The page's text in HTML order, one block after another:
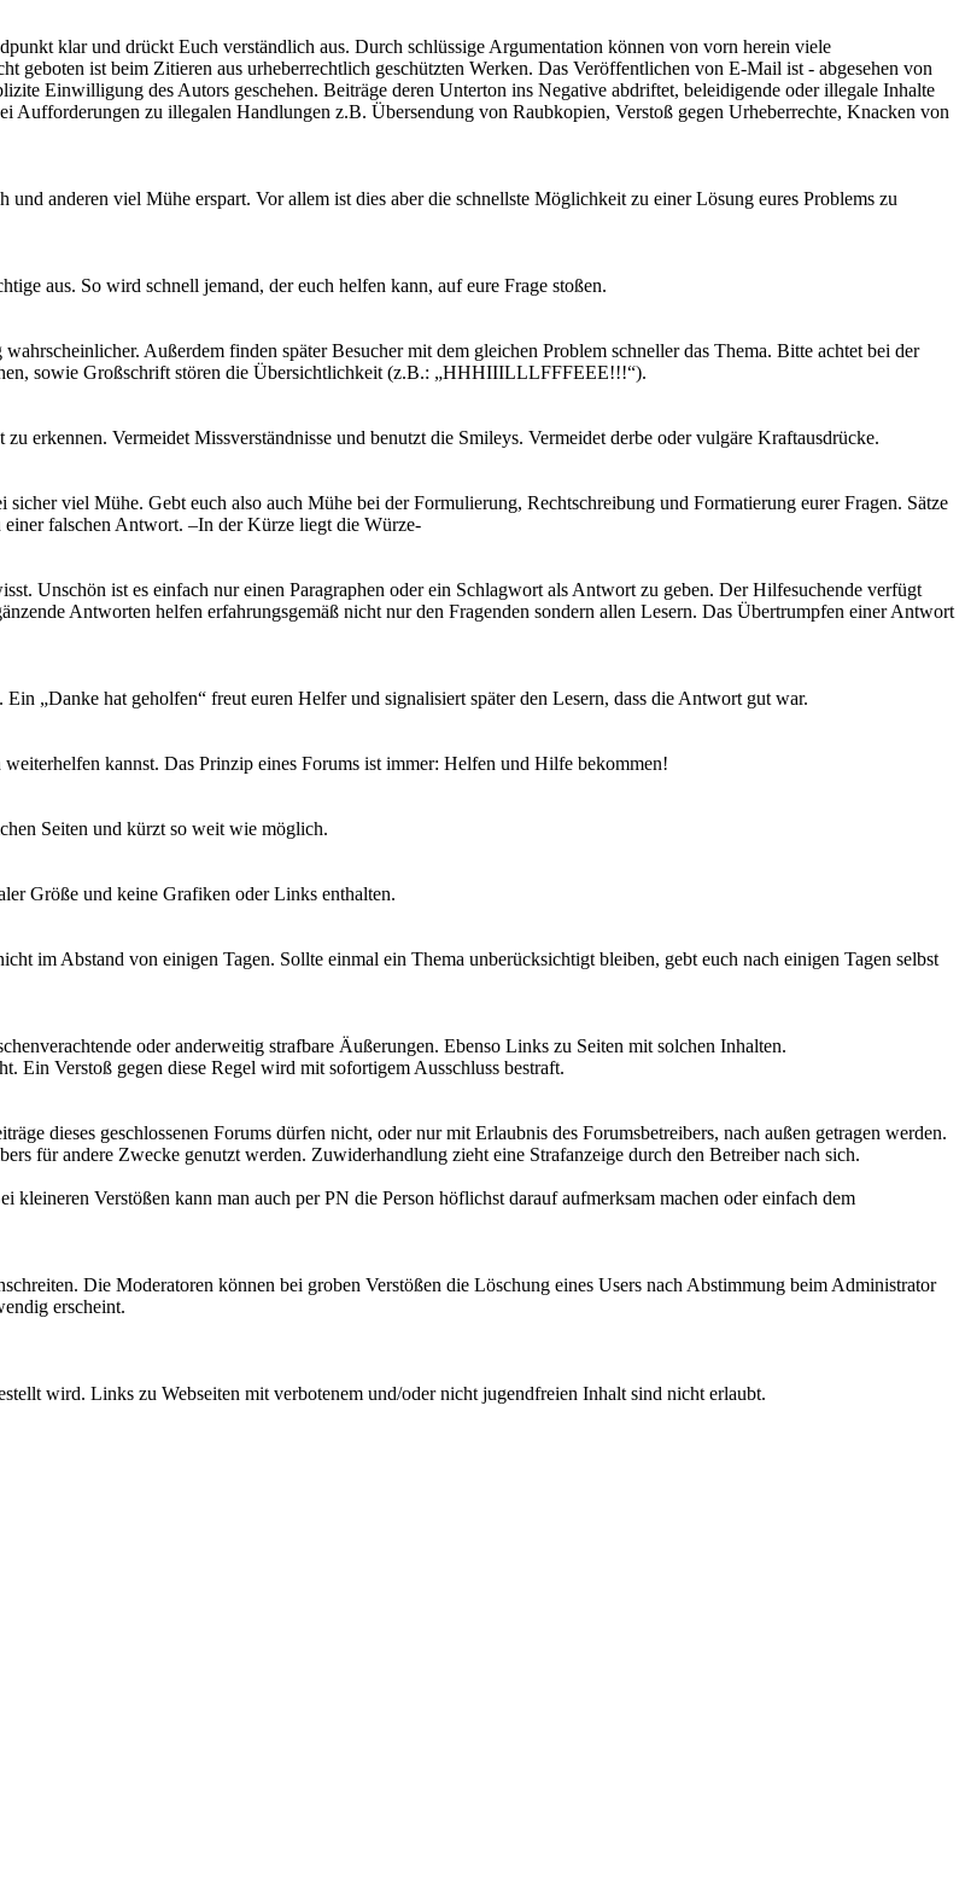
klar und drückt Euch verständlich aus. Durch schlüssige Argumentation können von vorn herein viele
geboten ist beim Zitieren aus urheberrechtlich geschützten Werken. Das Veröffentlichen von E-Mail ist - abgesehen von
Einwilligung des Autors geschehen. Beiträge deren Unterton ins Negative abdriftet, beleidigende oder illegale Inhalte
Aufforderungen zu illegalen Handlungen z.B. Übersendung von Raubkopien, Verstoß gegen Urheberrechte, Knacken von
anderen viel Mühe erspart. Vor allem ist dies aber die schnellste Möglichkeit zu einer Lösung eures Problems zu
aus. So wird schnell jemand, der euch helfen kann, auf eure Frage stoßen.
Außerdem finden später Besucher mit dem gleichen Problem schneller das Thema. Bitte achtet bei der
sowie Großschrift stören die Übersichtlichkeit (z.B.: „HHHIIILLLFFFEEE!!!“).
erkennen. Vermeidet Missverständnisse und benutzt die Smileys. Vermeidet derbe oder vulgäre Kraftausdrücke.
viel Mühe. Gebt euch also auch Mühe bei der Formulierung, Rechtschreibung und Formatierung eurer Fragen. Sätze
falschen Antwort. –In der Kürze liegt die Würze-
Unschön ist es einfach nur einen Paragraphen oder ein Schlagwort als Antwort zu geben. Der Hilfesuchende verfügt
Antworten helfen erfahrungsgemäß nicht nur den Fragenden sondern allen Lesern. Das Übertrumpfen einer Antwort
„Danke hat geholfen“ freut euren Helfer und signalisiert später den Lesern, dass die Antwort gut war.
kannst. Das Prinzip eines Forums ist immer: Helfen und Hilfe bekommen!
Seiten und kürzt so weit wie möglich.
Größe und keine Grafiken oder Links enthalten.
im Abstand von einigen Tagen. Sollte einmal ein Thema unberücksichtigt bleiben, gebt euch nach einigen Tagen selbst
oder anderweitig strafbare Äußerungen. Ebenso Links zu Seiten mit solchen Inhalten.
Verstoß gegen diese Regel wird mit sofortigem Ausschluss bestraft.
dieses geschlossenen Forums dürfen nicht, oder nur mit Erlaubnis des Forumsbetreibers, nach außen getragen werden.
für andere Zwecke genutzt werden. Zuwiderhandlung zieht eine Strafanzeige durch den Betreiber nach sich.
Verstößen kann man auch per PN die Person höflichst darauf aufmerksam machen oder einfach dem
Die Moderatoren können bei groben Verstößen die Löschung eines Users nach Abstimmung beim Administrator
erscheint.
wird. Links zu Webseiten mit verbotenem und/oder nicht jugendfreien Inhalt sind nicht erlaubt.